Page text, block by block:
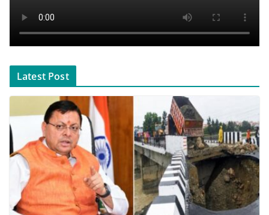
Latest Post